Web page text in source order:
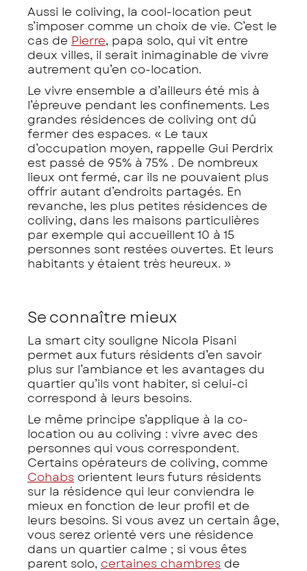
Aussi le coliving, la cool-location peut
s’imposer comme un choix de vie. C’est le
cas de Pierre, papa solo, qui vit entre
deux villes, il serait inimaginable de vivre
autrement qu’en co-location.
Le vivre ensemble a d’ailleurs été mis à
l’épreuve pendant les confinements. Les
grandes résidences de coliving ont dû
fermer des espaces. « Le taux
d’occupation moyen, rappelle Gui Perdrix
est passé de 95% à 75% . De nombreux
lieux ont fermé, car ils ne pouvaient plus
offrir autant d’endroits partagés. En
revanche, les plus petites résidences de
coliving, dans les maisons particulières
par exemple qui accueillent 10 à 15
personnes sont restées ouvertes. Et leurs
habitants y étaient très heureux. »
Se connaître mieux
La smart city souligne Nicola Pisani
permet aux futurs résidents d’en savoir
plus sur l’ambiance et les avantages du
quartier qu’ils vont habiter, si celui-ci
correspond à leurs besoins.
Le même principe s’applique à la co-
location ou au coliving : vivre avec des
personnes qui vous correspondent.
Certains opérateurs de coliving, comme
Cohabs orientent leurs futurs résidents
sur la résidence qui leur conviendra le
mieux en fonction de leur profil et de
leurs besoins. Si vous avez un certain âge,
vous serez orienté vers une résidence
dans un quartier calme ; si vous êtes
parent solo, certaines chambres de